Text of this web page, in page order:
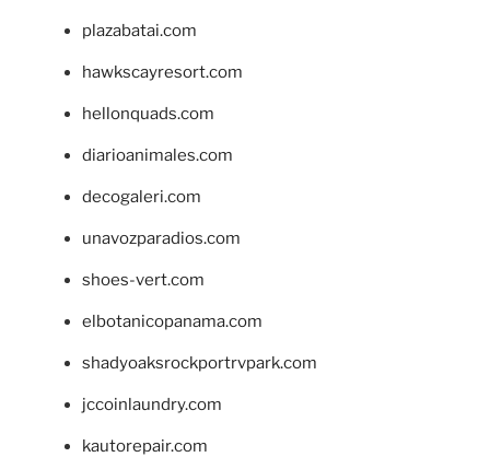
plazabatai.com
hawkscayresort.com
hellonquads.com
diarioanimales.com
decogaleri.com
unavozparadios.com
shoes-vert.com
elbotanicopanama.com
shadyoaksrockportrvpark.com
jccoinlaundry.com
kautorepair.com